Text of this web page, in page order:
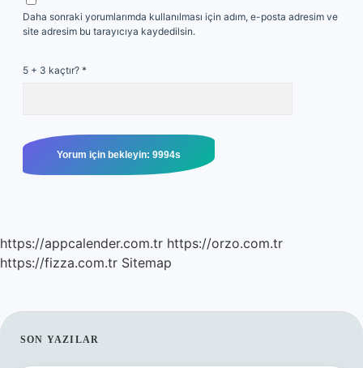
Daha sonraki yorumlarımda kullanılması için adım, e-posta adresim ve
site adresim bu tarayıcıya kaydedilsin.
5 + 3 kaçtır? *
https://appcalender.com.tr https://orzo.com.tr
https://fizza.com.tr Sitemap
SIDEBAR
SON YAZILAR